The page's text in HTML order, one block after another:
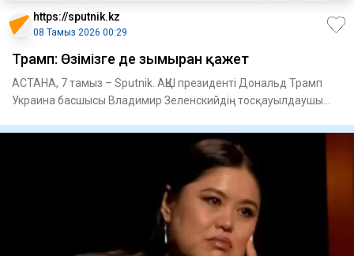
https://sputnik.kz
08 Тамыз 2026 00:29
Трамп: Өзімізге де зымыран қажет
АСТАНА, 7 тамыз – Sputnik. АҚШ президенті Дональд Трамп
Украина басшысы Владимир Зеленскийдің тосқауылдаушы